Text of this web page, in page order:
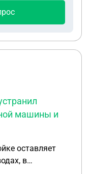
машины и
оставляет
в